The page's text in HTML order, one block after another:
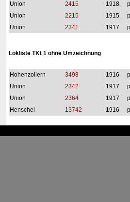
Union
2415 1918
Union
2215 1915
Union
2341 1917
Lokliste TKt 1 ohne Umzeichnung
Hohenzollern 3498 1916
Union
2342 1917
Union
2364 1917
Henschel
13742 1916